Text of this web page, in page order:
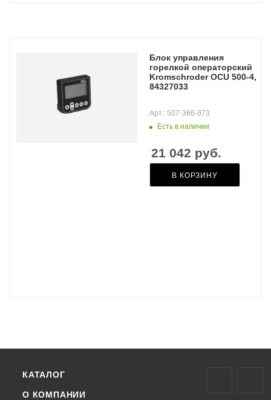
Блок управления
горелкой операторский
Kromschroder OCU 500-4,
84327033
Есть в наличии
Арт.: 507-366-973
21 042 руб.
В КОРЗИНУ
КАТАЛОГ
О КОМПАНИИ